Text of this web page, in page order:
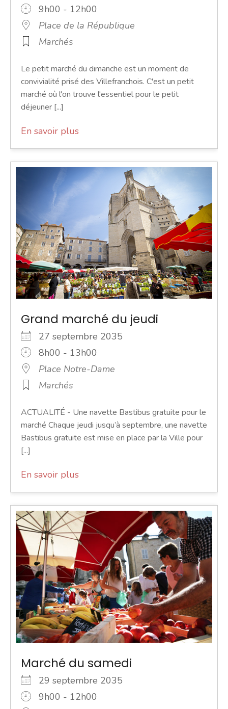
9h00 - 12h00
Place de la République
Marchés
Le petit marché du dimanche est un moment de
convivialité prisé des Villefranchois. C'est un petit
marché où l'on trouve l'essentiel pour le petit
déjeuner [...]
En savoir plus
Grand marché du jeudi
27 septembre 2035
8h00 - 13h00
Place Notre-Dame
Marchés
ACTUALITÉ - Une navette Bastibus gratuite pour le
marché Chaque jeudi jusqu’à septembre, une navette
Bastibus gratuite est mise en place par la Ville pour
[...]
En savoir plus
Marché du samedi
29 septembre 2035
9h00 - 12h00